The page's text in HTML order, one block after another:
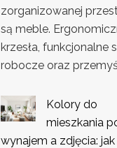
zorganizowanej
są meble.
krzesła, funkcjonalne
robocze oraz
Kolory do
mieszkania
wynajem a zdjęcia: jak